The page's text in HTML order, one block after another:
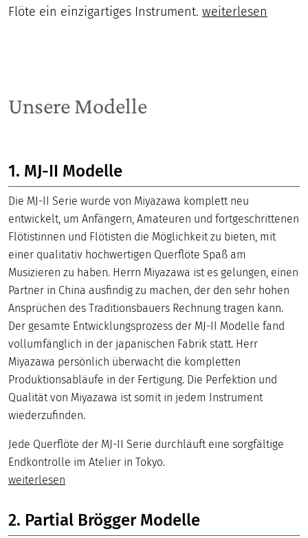
Flöte ein einzigartiges Instrument. weiterlesen
Unsere Modelle
1. MJ-II Modelle
Die MJ-II Serie wurde von Miyazawa komplett neu
entwickelt, um Anfängern, Amateuren und fortgeschrittenen
Flötistinnen und Flötisten die Möglichkeit zu bieten, mit
einer qualitativ hochwertigen Querflöte Spaß am
Musizieren zu haben. Herrn Miyazawa ist es gelungen, einen
Partner in China ausfindig zu machen, der den sehr hohen
Ansprüchen des Traditionsbauers Rechnung tragen kann.
Der gesamte Entwicklungsprozess der MJ-II Modelle fand
vollumfänglich in der japanischen Fabrik statt. Herr
Miyazawa persönlich überwacht die kompletten
Produktionsabläufe in der Fertigung. Die Perfektion und
Qualität von Miyazawa ist somit in jedem Instrument
wiederzufinden.
Jede Querflöte der MJ-II Serie durchläuft eine sorgfältige
Endkontrolle im Atelier in Tokyo.
weiterlesen
2. Partial Brögger Modelle